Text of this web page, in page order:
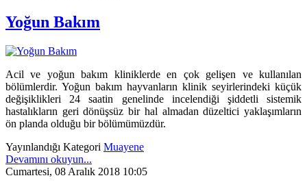
Yoğun Bakım
Acil ve yoğun bakım kliniklerde en çok gelişen ve kullanılan
bölümlerdir. Yoğun bakım hayvanların klinik seyirlerindeki küçük
değişiklikleri 24 saatin genelinde incelendiği şiddetli sistemik
hastalıkların geri dönüşsüz bir hal almadan düzeltici yaklaşımların
ön planda olduğu bir bölümümüzdür.
Yayınlandığı Kategori Muayene
Devamını okuyun...
Cumartesi, 08 Aralık 2018 10:05